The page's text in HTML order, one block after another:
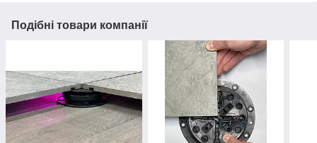
Подібні товари компанії